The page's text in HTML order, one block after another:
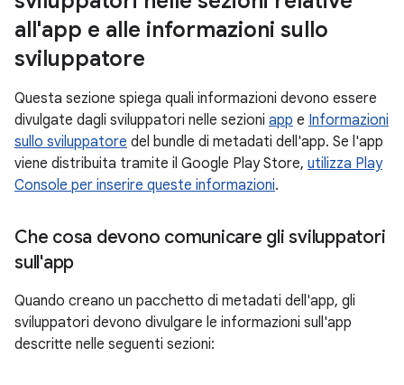
all'app e alle informazioni sullo
sviluppatore
Questa sezione spiega quali informazioni devono essere
divulgate dagli sviluppatori nelle sezioni app e Informazioni
sullo sviluppatore del bundle di metadati dell'app. Se l'app
viene distribuita tramite il Google Play Store, utilizza Play
Console per inserire queste informazioni.
Che cosa devono comunicare gli sviluppatori
sull'app
Quando creano un pacchetto di metadati dell'app, gli
sviluppatori devono divulgare le informazioni sull'app
descritte nelle seguenti sezioni: